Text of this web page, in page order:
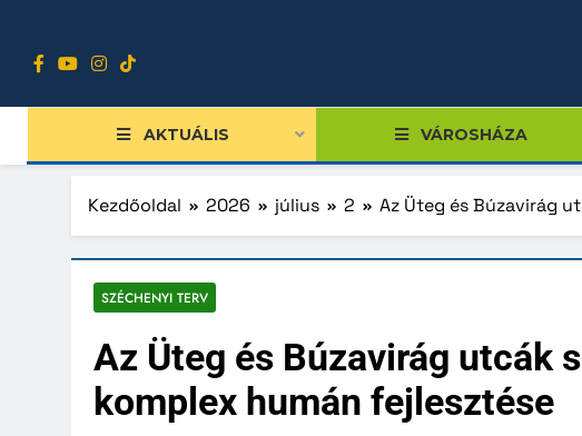
tartalomra
AKTUÁLIS VÁROSHÁZA
Bizottságok
Nemzetiségi
Kezdőoldal 2026 július 2 Az Üteg és Búzavirág
SZÉCHENYI TERV
Az Üteg és Búzavirág utcák
komplex humán fejlesztése